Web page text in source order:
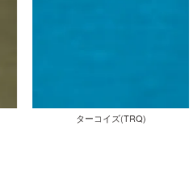
ターコイズ(TRQ)